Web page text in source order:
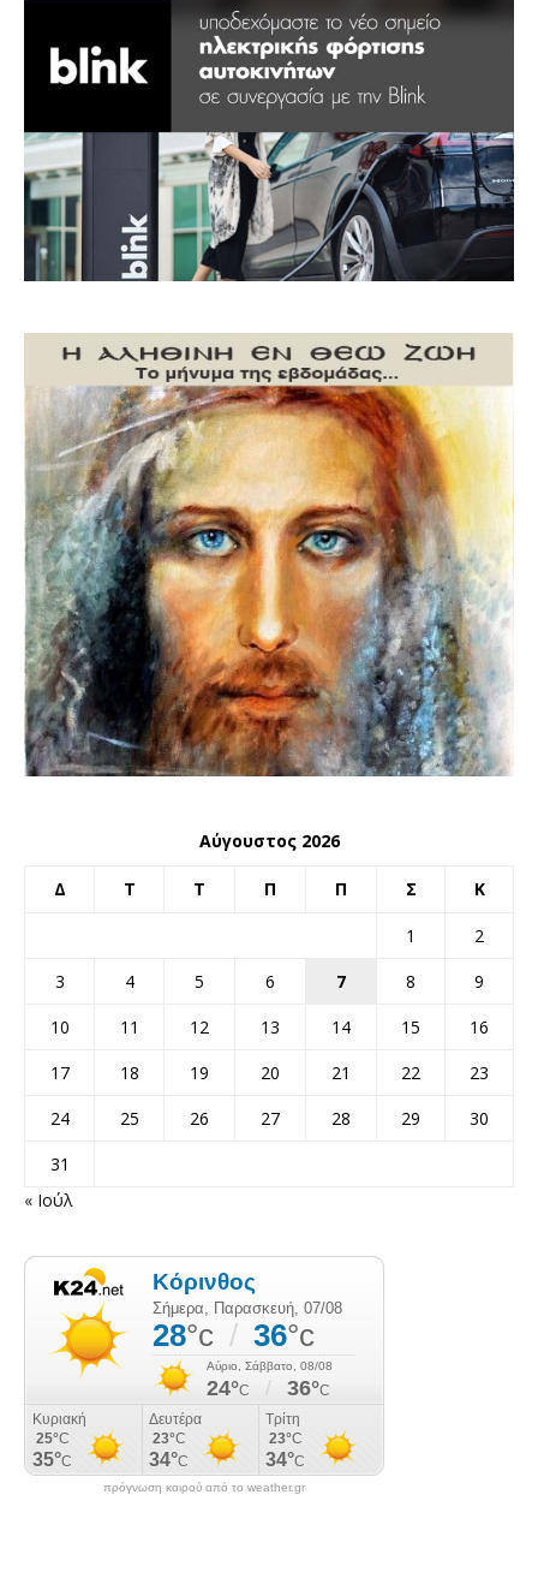
Αύγουστος 2026
Δ Τ Τ Π Π Σ Κ
1
2
3
4 5 6 7 8
9
10
11 12 13 14 15
16
17
18 19 20 21 22
23
24
25 26 27 28 29
30
31
« Ιούλ
πρόγνωση καιρού από το weather.gr